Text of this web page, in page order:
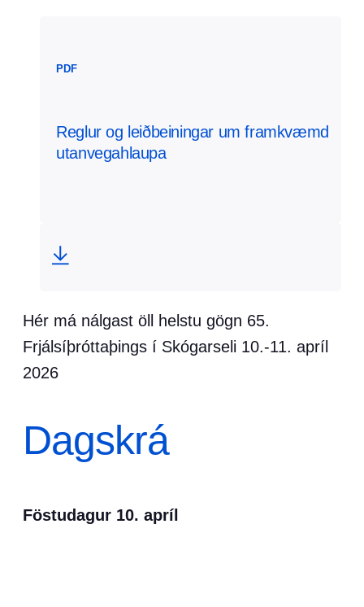
PDF
Reglur og leiðbeiningar um framkvæmd
utanvegahlaupa
Hér má nálgast öll helstu gögn 65.
Frjálsíþróttaþings í Skógarseli 10.-11. apríl
2026
Dagskrá
Föstudagur 10. apríl